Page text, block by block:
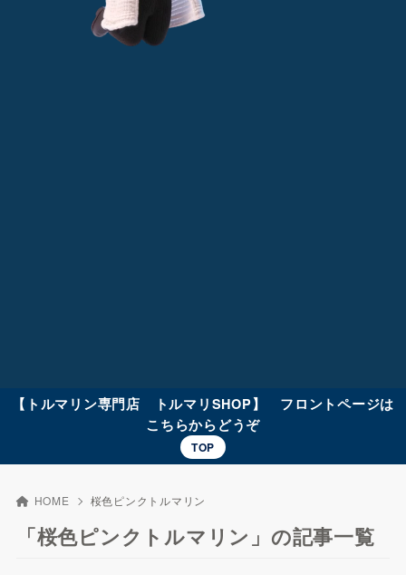
【トルマリン専門店 トルマリSHOP】 フロントページは
こちらからどうぞ
TOP
HOME 桜色ピンクトルマリン
「桜色ピンクトルマリン」の記事一覧